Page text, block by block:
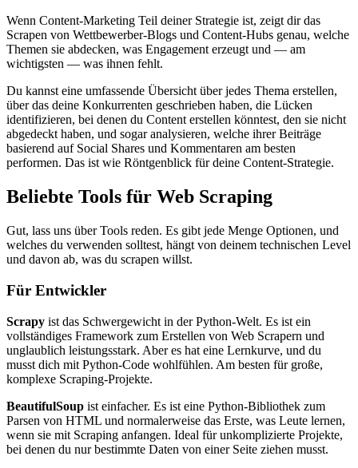
Wenn Content-Marketing Teil deiner Strategie ist, zeigt dir das
Scrapen von Wettbewerber-Blogs und Content-Hubs genau, welche
Themen sie abdecken, was Engagement erzeugt und — am
wichtigsten — was ihnen fehlt.
Du kannst eine umfassende Übersicht über jedes Thema erstellen,
über das deine Konkurrenten geschrieben haben, die Lücken
identifizieren, bei denen du Content erstellen könntest, den sie nicht
abgedeckt haben, und sogar analysieren, welche ihrer Beiträge
basierend auf Social Shares und Kommentaren am besten
performen. Das ist wie Röntgenblick für deine Content-Strategie.
Beliebte Tools für Web Scraping
Gut, lass uns über Tools reden. Es gibt jede Menge Optionen, und
welches du verwenden solltest, hängt von deinem technischen Level
und davon ab, was du scrapen willst.
Für Entwickler
Scrapy ist das Schwergewicht in der Python-Welt. Es ist ein
vollständiges Framework zum Erstellen von Web Scrapern und
unglaublich leistungsstark. Aber es hat eine Lernkurve, und du
musst dich mit Python-Code wohlfühlen. Am besten für große,
komplexe Scraping-Projekte.
BeautifulSoup ist einfacher. Es ist eine Python-Bibliothek zum
Parsen von HTML und normalerweise das Erste, was Leute lernen,
wenn sie mit Scraping anfangen. Ideal für unkomplizierte Projekte,
bei denen du nur bestimmte Daten von einer Seite ziehen musst.